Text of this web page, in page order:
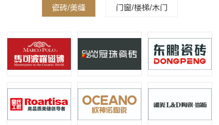
瓷砖/美缝 门窗/楼梯/木门
马可波罗瓷砖 冠珠瓷砖